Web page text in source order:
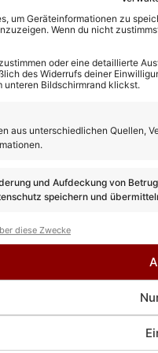
um Geräteinformationen zu
Wenn du nicht
oder eine detaillierte
des Widerrufs deiner
Bildschirmrand klickst.
aus unterschiedlichen Quellen,
und Aufdeckung von
speichern und
diese Zwecke